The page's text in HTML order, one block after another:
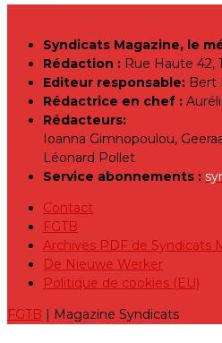
Syndicats Magazine, le
Rédaction : Rue Haute 42,
Editeur responsable: Bert
Rédactrice en chef :
Rédacteurs:
Ioanna Gimnopoulou,
Léonard Pollet
Service abonnements :
Contact
FGTB
Archives PDF de Syndicats
De Nieuwe Werker
Politique de cookies (EU)
FGTB | Magazine Syndicats